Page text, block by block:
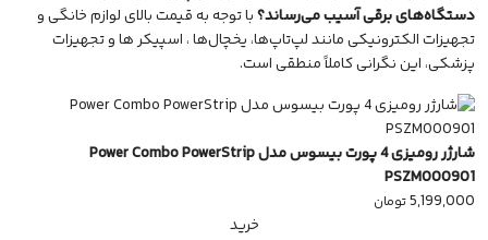
دستگاه‌های برقی آسیب می‌رساند؟با توجه به قیمت بالای لوازم خانگی و
تجهیزات الکترونیکی مانند لپ‌تاپ‌ها، یخچال‌ها ،اسپیکرها و تجهیزات
پزشکی، این نگرانی کاملاً منطقی است.
شارژر رومیزی 4 پورت بیسوس مدل Power Combo PowerStrip
PSZM000901
5,199,000تومان
خرید